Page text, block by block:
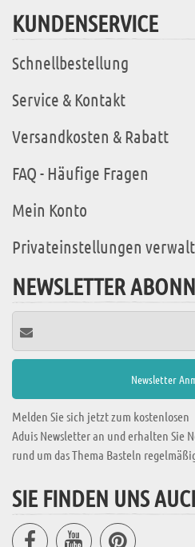
KUNDENSERVICE
Schnellbestellung
Service & Kontakt
Versandkosten & Rabatt
FAQ - Häufige Fragen
Mein Konto
Privateinstellungen
NEWSLETTER
Melden Sie sich jetzt zum kostenlosen
Aduis Newsletter an und erhalten Sie
rund um das Thema Basteln
SIE FINDEN UNS